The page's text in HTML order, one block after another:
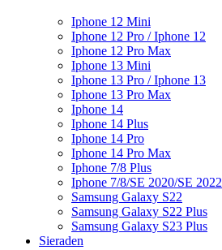
Iphone 12 Mini
Iphone 12 Pro / Iphone 12
Iphone 12 Pro Max
Iphone 13 Mini
Iphone 13 Pro / Iphone 13
Iphone 13 Pro Max
Iphone 14
Iphone 14 Plus
Iphone 14 Pro
Iphone 14 Pro Max
Iphone 7/8 Plus
Iphone 7/8/SE 2020/SE 2022
Samsung Galaxy S22
Samsung Galaxy S22 Plus
Samsung Galaxy S23 Plus
Sieraden